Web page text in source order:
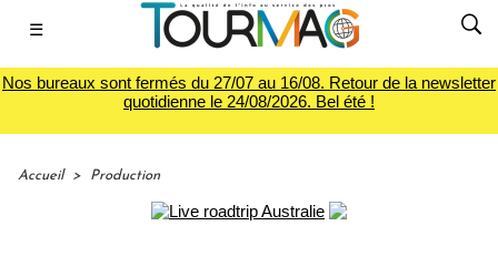
☰
Nos bureaux sont fermés du 27/07 au 16/08. Retour de la newsletter
quotidienne le 24/08/2026. Bel été !
Accueil > Production